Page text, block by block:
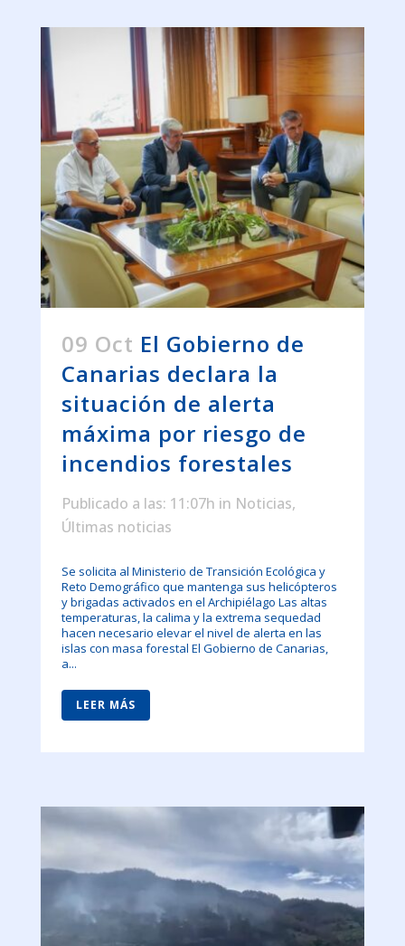
09 Oct El Gobierno de
Canarias declara la
situación de alerta
máxima por riesgo de
incendios forestales
Publicado a las: 11:07h in Noticias,
Últimas noticias
Se solicita al Ministerio de Transición Ecológica y
Reto Demográfico que mantenga sus helicópteros
y brigadas activados en el Archipiélago Las altas
temperaturas, la calima y la extrema sequedad
hacen necesario elevar el nivel de alerta en las
islas con masa forestal El Gobierno de Canarias,
a...
LEER MÁS